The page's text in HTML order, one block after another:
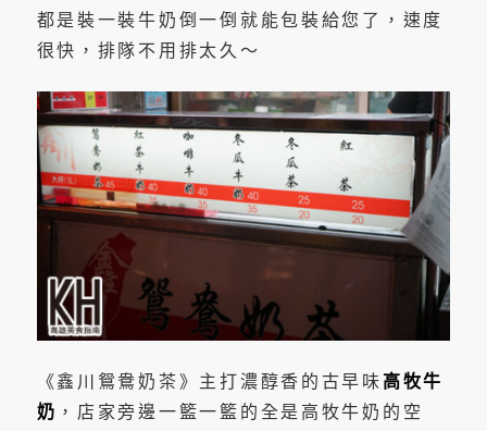
都是裝一裝牛奶倒一倒就能包裝給您了，速度
很快，排隊不用排太久～
《鑫川鴛鴦奶茶》主打濃醇香的古早味 高牧牛
奶 ，店家旁邊一籃一籃的全是高牧牛奶的空